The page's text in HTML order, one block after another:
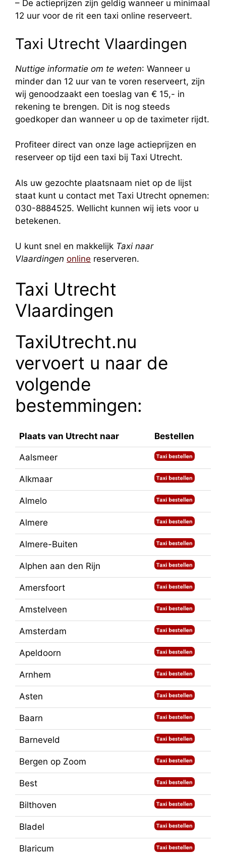
– De actieprijzen zijn geldig wanneer u minimaal
12 uur voor de rit een taxi online reserveert.
Taxi Utrecht Vlaardingen
Nuttige informatie om te weten: Wanneer u
minder dan 12 uur van te voren reserveert, zijn
wij genoodzaakt een toeslag van € 15,- in
rekening te brengen. Dit is nog steeds
goedkoper dan wanneer u op de taximeter rijdt.
Profiteer direct van onze lage actieprijzen en
reserveer op tijd een taxi bij Taxi Utrecht.
Als uw gezochte plaatsnaam niet op de lijst
staat kunt u contact met Taxi Utrecht opnemen:
030-8884525. Wellicht kunnen wij iets voor u
betekenen.
U kunt snel en makkelijk Taxi naar
Vlaardingen online reserveren.
Taxi Utrecht
Vlaardingen
TaxiUtrecht.nu
vervoert u naar de
volgende
bestemmingen:
Plaats van Utrecht naar Bestellen
Aalsmeer
Alkmaar
Almelo
Almere
Almere-Buiten
Alphen aan den Rijn
Amersfoort
Amstelveen
Amsterdam
Apeldoorn
Arnhem
Asten
Baarn
Barneveld
Bergen op Zoom
Best
Bilthoven
Bladel
Blaricum